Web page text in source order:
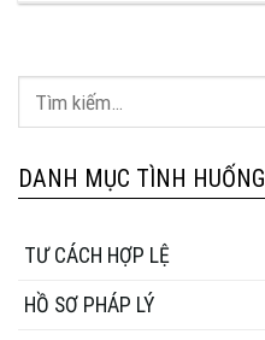
DANH MỤC TÌNH HUỐNG
TƯ CÁCH HỢP LỆ
HỒ SƠ PHÁP LÝ